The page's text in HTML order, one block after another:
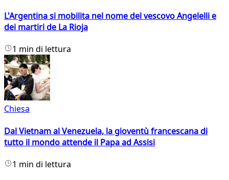
L'Argentina si mobilita nel nome del vescovo Angelelli e
dei martiri de La Rioja
1 min di lettura
Chiesa
Dal Vietnam al Venezuela, la gioventù francescana di
tutto il mondo attende il Papa ad Assisi
1 min di lettura